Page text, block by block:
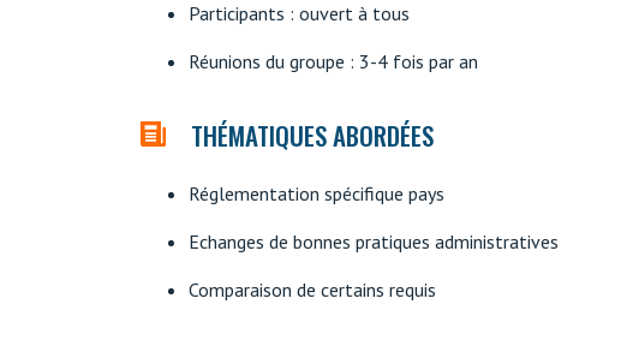
Participants : ouvert à tous
Réunions du groupe : 3-4 fois par an
THÉMATIQUES ABORDÉES
Réglementation spécifique pays
Echanges de bonnes pratiques administratives
Comparaison de certains requis